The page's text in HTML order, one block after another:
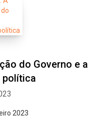
do Governo e a
política
2023